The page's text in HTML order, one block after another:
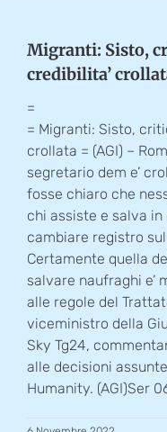
Migranti: Sisto,
credibilita’
=
= Migranti: Sisto,
crollata = (AGI) –
segretario dem e’
fosse chiaro che
chi assiste e salva
cambiare registro
Certamente quella
salvare naufraghi e’
alle regole del
viceministro della
Sky Tg24,
alle decisioni
Humanity. (AGI)Ser